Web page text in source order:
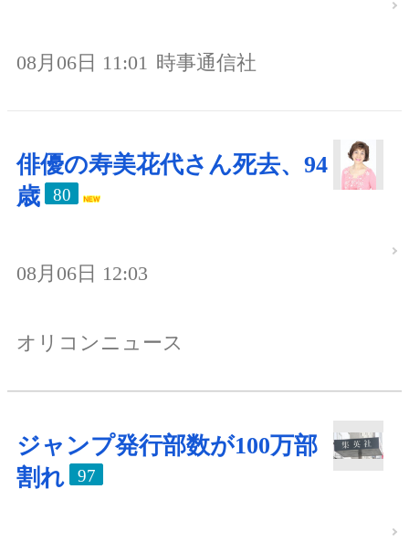
08月06日 11:01 時事通信社
俳優の寿美花代さん死去、94
歳
80
08月06日 12:03
オリコンニュース
ジャンプ発行部数が100万部
割れ
97